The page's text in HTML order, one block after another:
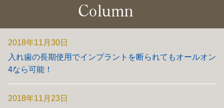
2018年11月30日
入れ歯の長期使用でインプラントを断られてもオールオン
4なら可能！
2018年11月23日